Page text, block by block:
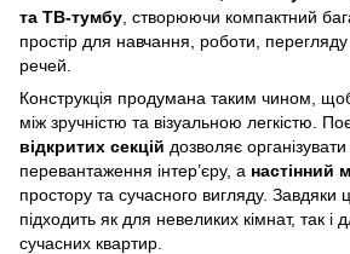
та ТВ-тумбу , створюючи компактний
простір для навчання, роботи, перегляду
речей.
Конструкція продумана таким чином,
між зручністю та візуальною легкістю.
відкритих секцій дозволяє
перевантаження інтер’єру, а настінний
простору та сучасного вигляду. Завдяки
підходить як для невеликих кімнат, так і
сучасних квартир.